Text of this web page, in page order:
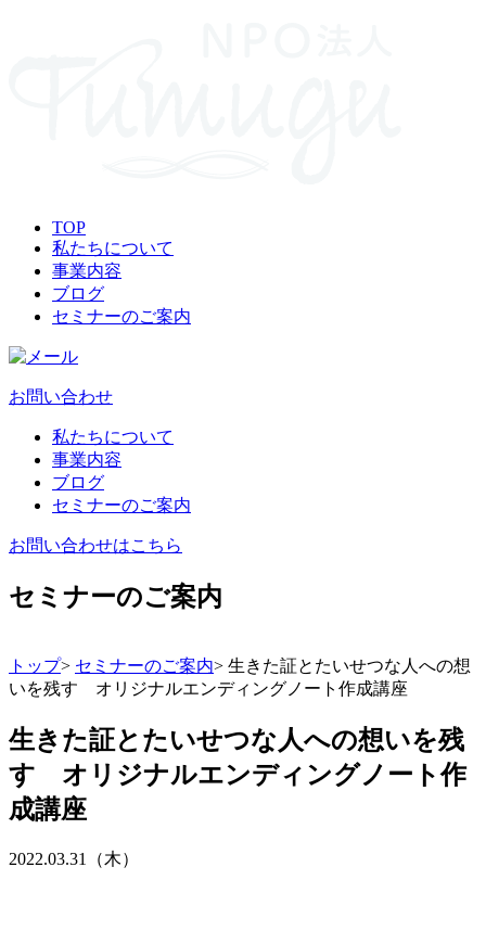
TOP
私たちについて
事業内容
ブログ
セミナーのご案内
お問い合わせ
私たちについて
事業内容
ブログ
セミナーのご案内
お問い合わせはこちら
セミナーのご案内
トップ> セミナーのご案内> 生きた証とたいせつな人への想
いを残す オリジナルエンディングノート作成講座
生きた証とたいせつな人への想いを残
す オリジナルエンディングノート作
成講座
2022.03.31（木）